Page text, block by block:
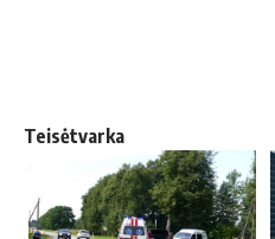
Teisėtvarka